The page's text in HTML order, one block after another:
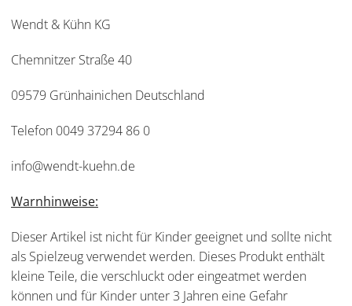
Wendt & Kühn KG
Chemnitzer Straße 40
09579 Grünhainichen Deutschland
Telefon 0049 37294 86 0
info@wendt-kuehn.de
Warnhinweise:
Dieser Artikel ist nicht für Kinder geeignet und sollte nicht
als Spielzeug verwendet werden. Dieses Produkt enthält
kleine Teile, die verschluckt oder eingeatmet werden
können und für Kinder unter 3 Jahren eine Gefahr